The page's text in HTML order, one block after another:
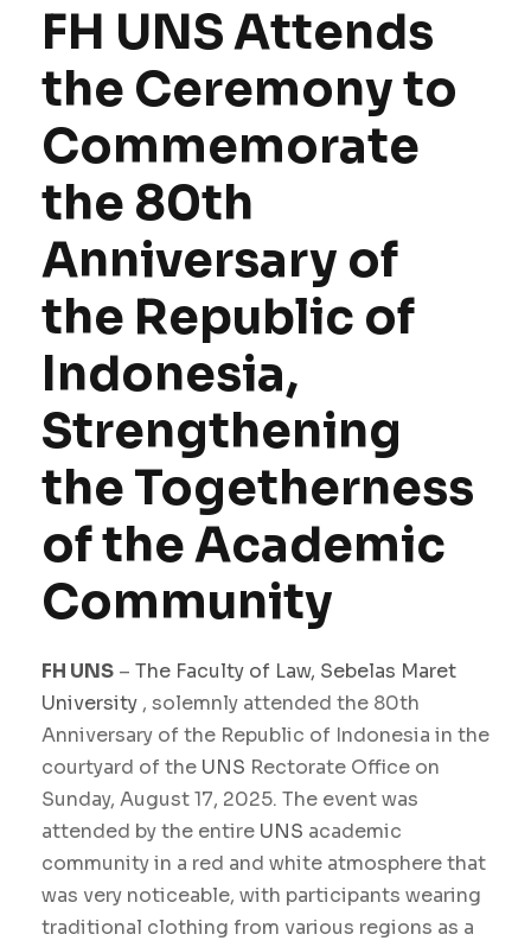
FH UNS Attends
the Ceremony to
Commemorate
the 80th
Anniversary of
the Republic of
Indonesia,
Strengthening
the Togetherness
of the Academic
Community
FH UNS – The Faculty of Law, Sebelas Maret
University , solemnly attended the 80th
Anniversary of the Republic of Indonesia in the
courtyard of the UNS Rectorate Office on
Sunday, August 17, 2025. The event was
attended by the entire UNS academic
community in a red and white atmosphere that
was very noticeable, with participants wearing
traditional clothing from various regions as a